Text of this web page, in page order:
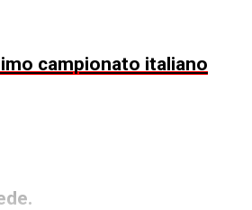
campionato italiano